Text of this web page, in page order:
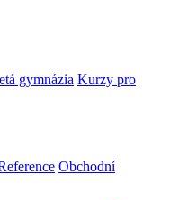
gymnázia Kurzy pro
Obchodní